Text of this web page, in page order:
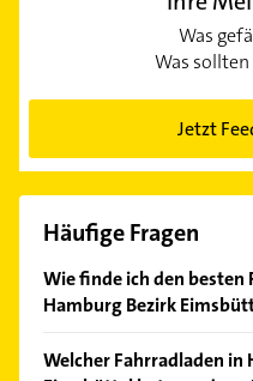
Was
Was
Jetzt
Häufige Fragen
Wie finde ich den besten
Hamburg Bezirk
Kundenmeinungen und
Welcher Fahrradladen in